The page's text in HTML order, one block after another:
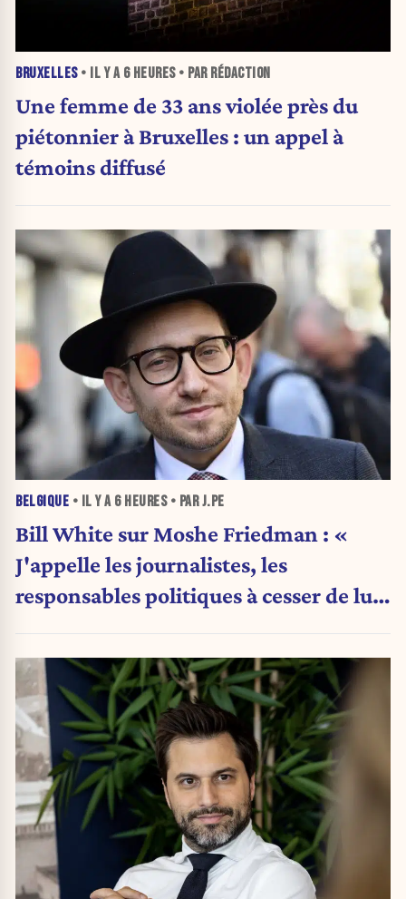
BRUXELLES• IL Y A 6 HEURES• PAR RÉDACTION
Une femme de 33 ans violée près du
piétonnier à Bruxelles : un appel à
témoins diffusé
BELGIQUE • IL Y A 6 HEURES• PAR J.PE
Bill White sur Moshe Friedman : «
J'appelle les journalistes, les
responsables politiques à cesser de lui